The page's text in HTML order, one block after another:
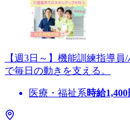
【週3日～】機能訓練指導
で毎日の動きを支える。
医療・福祉系時給1,400